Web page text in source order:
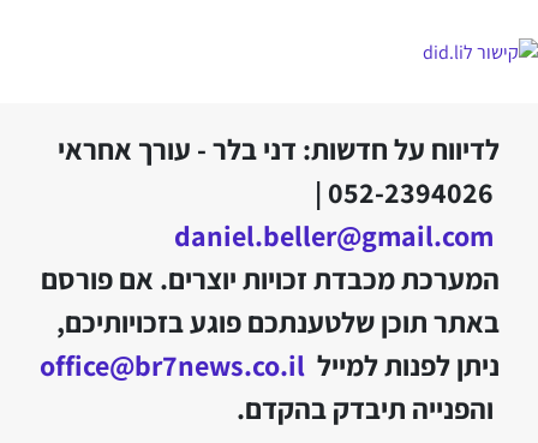
לדיווח על חדשות: דני בלר - עורך אחראי
052-2394026 |
daniel.beller@gmail.com
המערכת מכבדת זכויות יוצרים. אם פורסם
באתר תוכן שלטענתכם פוגע בזכויותיכם,
ניתן לפנות למייל office@br7news.co.il
והפנייה תיבדק בהקדם.